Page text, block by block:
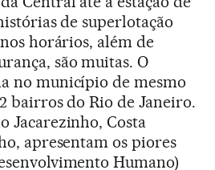
de superlotação
horários, além de
são muitas. O
no município de mesmo
bairros do Rio de Janeiro.
Jacarezinho, Costa
apresentam os piores
Humano)